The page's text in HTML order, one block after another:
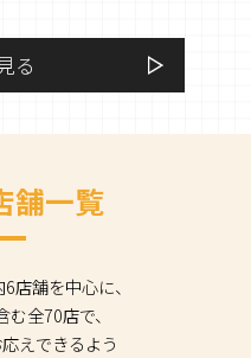
る
舗一覧
店舗を中心に、
全70店で、
えできるよう